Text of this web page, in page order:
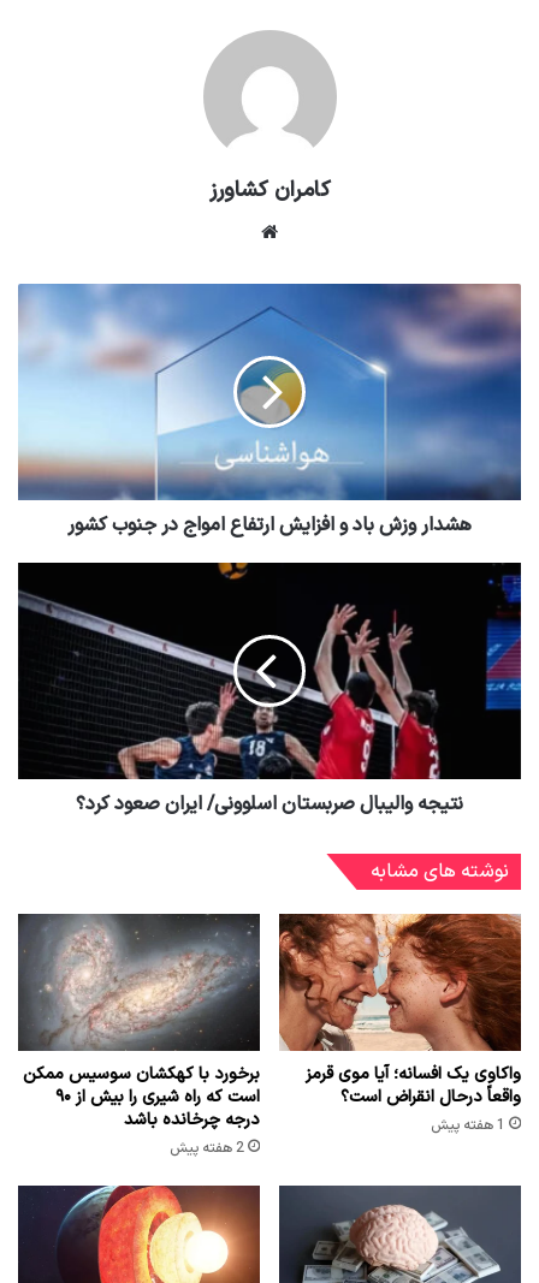
کامران کشاورز
هشدار وزش باد و افزایش ارتفاع امواج در جنوب کشور
نتیجه والیبال صربستان اسلوونی/ ایران صعود کرد؟
نوشته های مشابه
واکاوی یک افسانه؛ آیا موی قرمز
واقعاً درحال انقراض است؟
1 هفته پیش
برخورد با کهکشان سوسیس ممکن
است که راه شیری را بیش از ۹۰
درجه چرخانده باشد
2 هفته پیش